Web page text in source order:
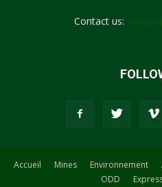
Contact us:
Accueil Mines Environnement
ODD